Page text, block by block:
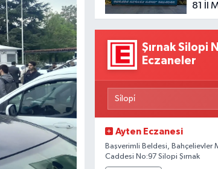
81 İl
Şırnak Silopi
Eczaneler
Ayten Eczanesi
Başverimli Beldesi, Bahçelievler
Caddesi No:97 Silopi Şırnak